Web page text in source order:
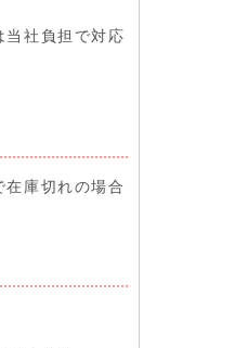
当社負担で対応
在庫切れの場合